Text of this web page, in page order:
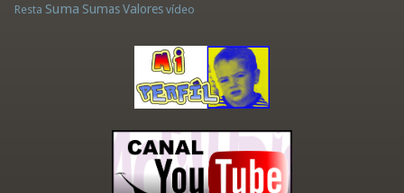
Resta Suma Sumas Valores vídeo